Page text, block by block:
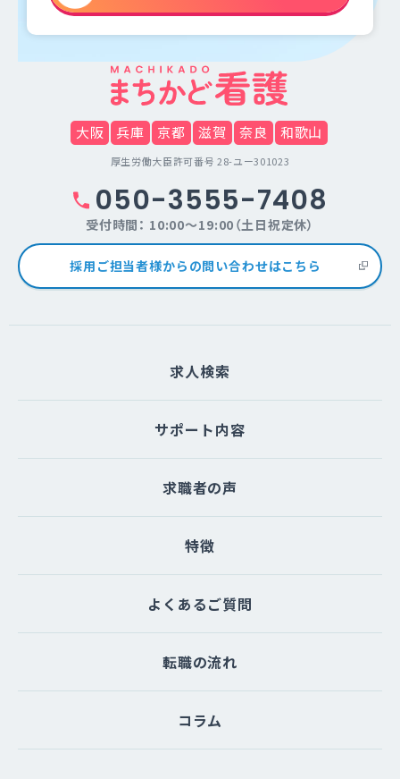
大阪 兵庫 京都 滋賀 奈良 和歌山
厚生労働大臣許可番号 28-ユー301023
050-3555-7408
受付時間： 10:00～19:00（土日祝定休）
採用ご担当者様からの問い合わせはこちら
求人検索
サポート内容
求職者の声
特徴
よくあるご質問
転職の流れ
コラム